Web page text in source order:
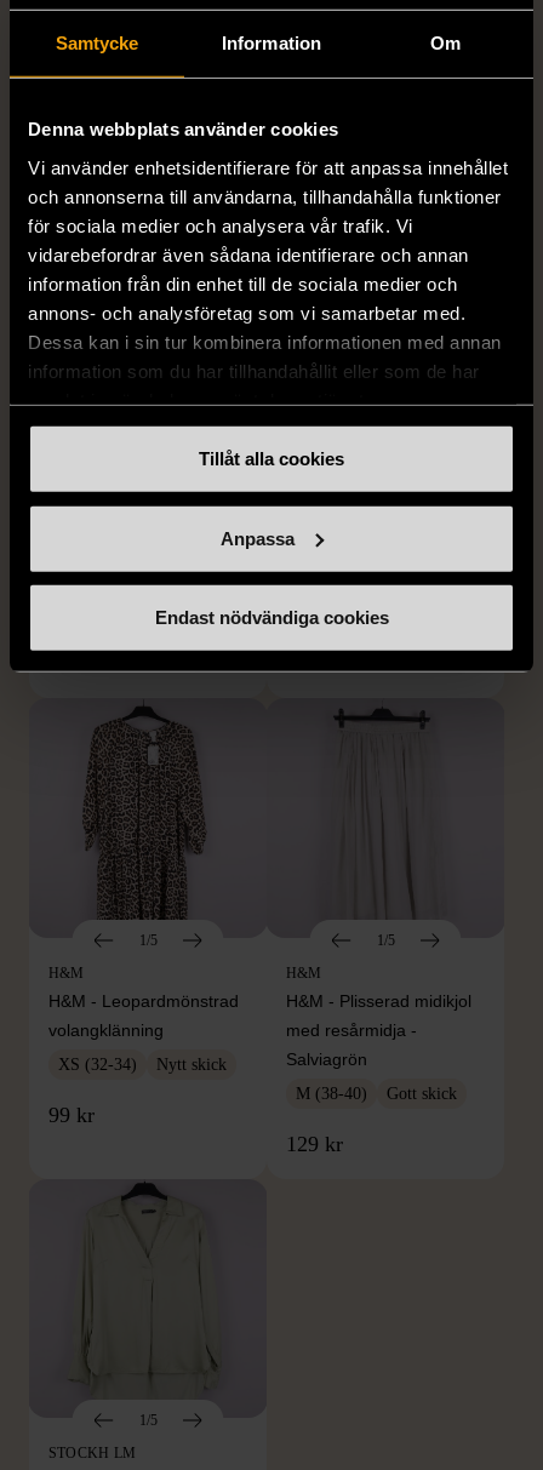
Samtycke Information Om
Denna webbplats använder cookies
Vi använder enhetsidentifierare för att anpassa innehållet
och annonserna till användarna, tillhandahålla funktioner
för sociala medier och analysera vår trafik. Vi
vidarebefordrar även sådana identifierare och annan
information från din enhet till de sociala medier och
annons- och analysföretag som vi samarbetar med.
Dessa kan i sin tur kombinera informationen med annan
information som du har tillhandahållit eller som de har
Tillåt alla cookies
Anpassa
Endast nödvändiga cookies
EDBLAD
Edblad - Glow - Armband
Mycket gott skick
129 kr
DYRBERG/KERN
Dyrberg/Kern - Delise -
Mycket gott skick
249 kr
SNÖ OF SWEDEN
cirkelhänge
RODEBJER
med knappdetalj
M (38-40)
Mycket gott skick
1/5
H&M
H&M - Leopardmönstrad
volangklänning
XS (32-34) Nytt skick
99 kr
1/5
H&M
H&M - Plisserad midikjol
med resårmidja -
Salviagrön
M (38-40) Gott skick
129 kr
1/5
STOCKH LM